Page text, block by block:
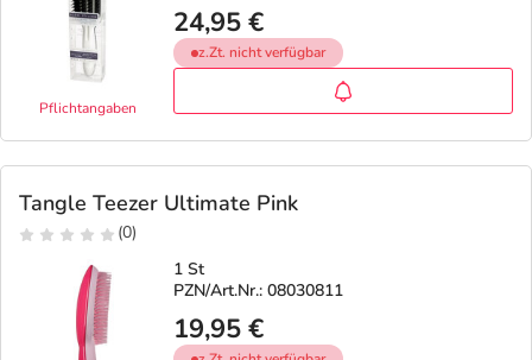
Pflichtangaben
24,95 €
z.Zt. nicht verfügbar
Tangle Teezer Ultimate Pink
(0)
1 St
PZN/Art.Nr.: 08030811
19,95 €